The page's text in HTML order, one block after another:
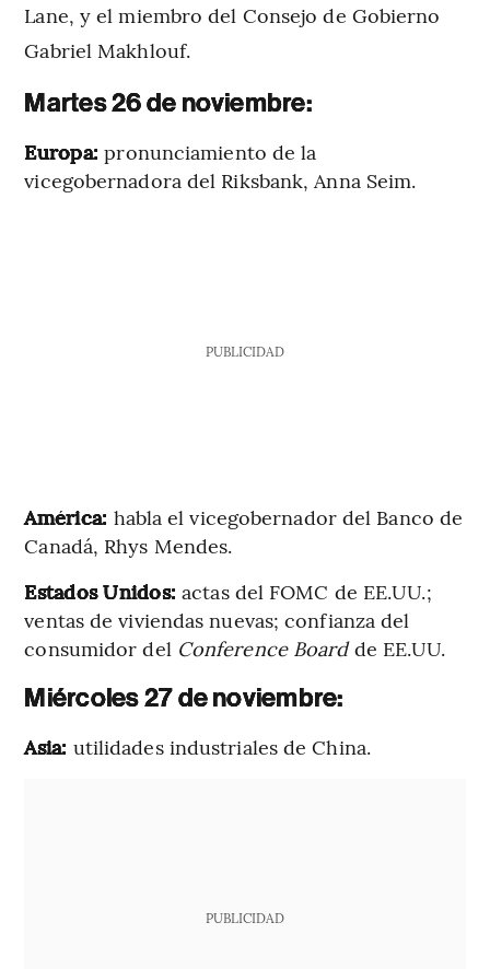
Lane, y el miembro del Consejo de Gobierno
Gabriel Makhlouf.
Martes 26 de noviembre:
Europa:pronunciamiento de la
vicegobernadora del Riksbank, Anna Seim.
PUBLICIDAD
América: habla el vicegobernador del Banco de
Canadá, Rhys Mendes.
Estados Unidos: actas del FOMC de EE.UU.;
ventas de viviendas nuevas; confianza del
consumidor del Conference Boardde EE.UU.
Miércoles 27 de noviembre:
Asia: utilidades industriales de China.
PUBLICIDAD